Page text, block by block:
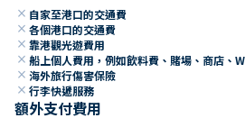
close 自家至港口的交通費
close 各個港口的交通費
close 靠港觀光遊費用
close 船上個人費用，例如飲料費、賭場、商店、
close 海外旅行傷害保險
close 行李快遞服務
額外支付費用